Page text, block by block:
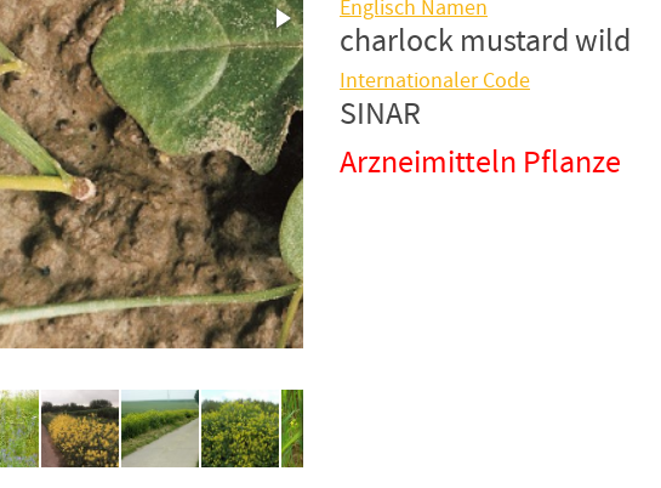
Englisch Namen
charlock mustard wild
Internationaler Code
SINAR
Arzneimitteln Pflanze